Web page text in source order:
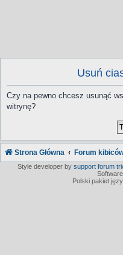
Usuń
Czy na pewno chcesz usunąć
witrynę?
Strona Główna Forum
Style developer by support forum
Polski pakiet